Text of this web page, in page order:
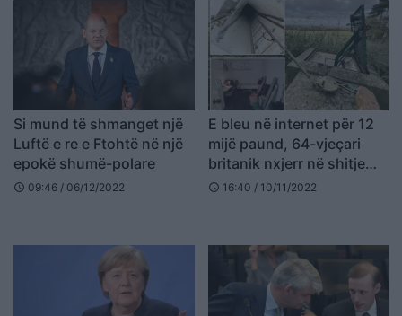
Si mund të shmanget një
Luftë e re e Ftohtë në një
epokë shumë-polare
schedule 09:46 / 06/12/2022
E bleu në internet për 12
mijë paund, 64-vjeçari
britanik nxjerr në shitje
bunkerin e Luftës së
schedule 16:40 / 10/11/2022